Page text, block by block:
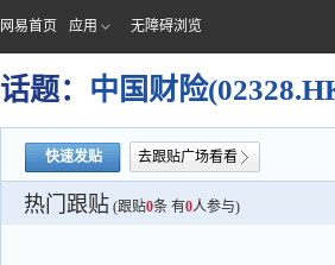
网易首页 应用 无障碍浏览
话题： 中国财险
快速发贴 去跟贴广场看看
热门跟贴 (跟贴0条 有0人参与)